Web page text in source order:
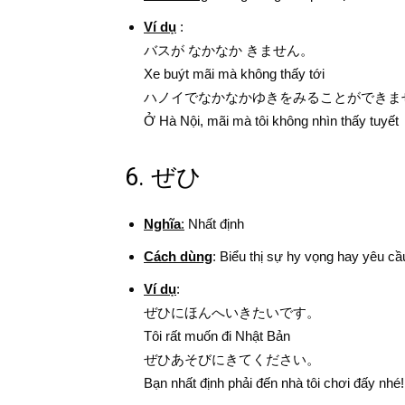
Ví dụ :
バスが なかなか きません。
Xe buýt mãi mà không thấy tới
ハノイでなかなかゆきをみることができま
Ở Hà Nội, mãi mà tôi không nhìn thấy tuyết
6. ぜひ
Nghĩa: Nhất định
Cách dùng: Biểu thị sự hy vọng hay yêu
Ví dụ:
ぜひにほんへいきたいです。
Tôi rất muốn đi Nhật Bản
ぜひあそびにきてください。
Bạn nhất định phải đến nhà tôi chơi đấy nhé!